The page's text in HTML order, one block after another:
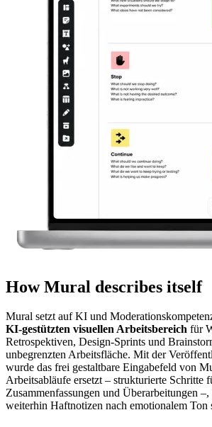
How Mural describes itself
Mural setzt auf KI und
KI-gestützten visuellen Arbeitsbereich für
Retrospektiven, Design-Sprints und
unbegrenzten Arbeitsfläche. Mit der
wurde das frei gestaltbare Eingabefeld von
Arbeitsabläufe ersetzt – strukturierte Schritte
Zusammenfassungen und Überarbeitungen
weiterhin Haftnotizen nach emotionalem Ton